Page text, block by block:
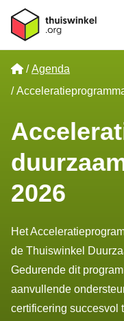
Home
Agenda
2026
Het
de Thuiswinkel
Gedurende dit
aanvullende
certificering succesvol